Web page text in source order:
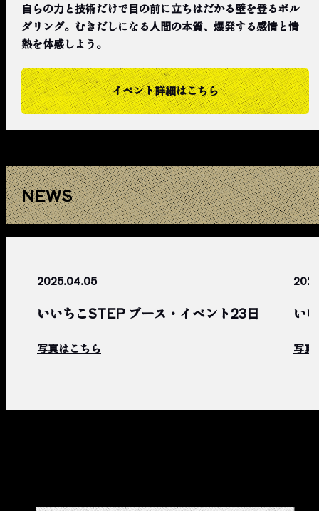
自らの力と技術だけで目の前に立ちはだかる壁を登るボル
ダリング。むきだしになる人間の本質、爆発する感情と情
熱を体感しよう。
イベント詳細はこちら
NEWS
2025.04.05
いいちこSTEP ブース・イベント23日
写真はこちら
い
写真